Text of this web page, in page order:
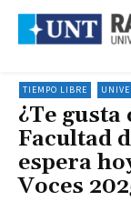
TIEMPO LIBRE
¿Te
Facultad
espera
Voces